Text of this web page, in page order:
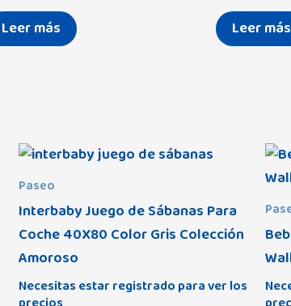
Leer más Leer más
Paseo
Interbaby Juego de Sábanas Para
Coche 40X80 Color Gris Colección
Amoroso
Necesitas estar registrado para ver los